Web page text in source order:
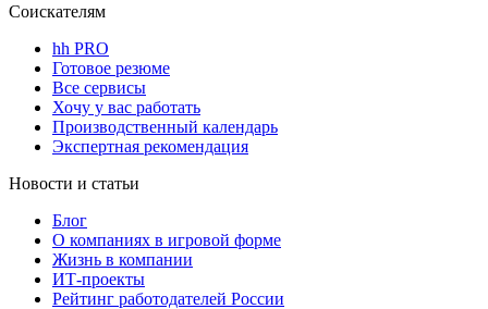
Соискателям
hh PRO
Готовое резюме
Все сервисы
Хочу у вас работать
Производственный календарь
Экспертная рекомендация
Новости и статьи
Блог
О компаниях в игровой форме
Жизнь в компании
ИТ-проекты
Рейтинг работодателей России